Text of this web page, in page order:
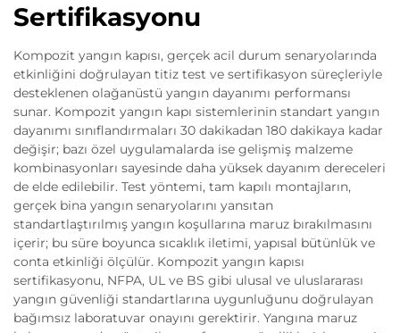
Sertifikasyonu
Kompozit yangın kapısı, gerçek acil durum senaryolarında
etkinliğini doğrulayan titiz test ve sertifikasyon süreçleriyle
desteklenen olağanüstü yangın dayanımı performansı
sunar. Kompozit yangın kapı sistemlerinin standart yangın
dayanımı sınıflandırmaları 30 dakikadan 180 dakikaya kadar
değişir; bazı özel uygulamalarda ise gelişmiş malzeme
kombinasyonları sayesinde daha yüksek dayanım dereceleri
de elde edilebilir. Test yöntemi, tam kapılı montajların,
gerçek bina yangın senaryolarını yansıtan
standartlaştırılmış yangın koşullarına maruz bırakılmasını
içerir; bu süre boyunca sıcaklık iletimi, yapısal bütünlük ve
conta etkinliği ölçülür. Kompozit yangın kapısı
sertifikasyonu, NFPA, UL ve BS gibi ulusal ve uluslararası
yangın güvenliği standartlarına uygunluğunu doğrulayan
bağımsız laboratuvar onayını gerektirir. Yangına maruz